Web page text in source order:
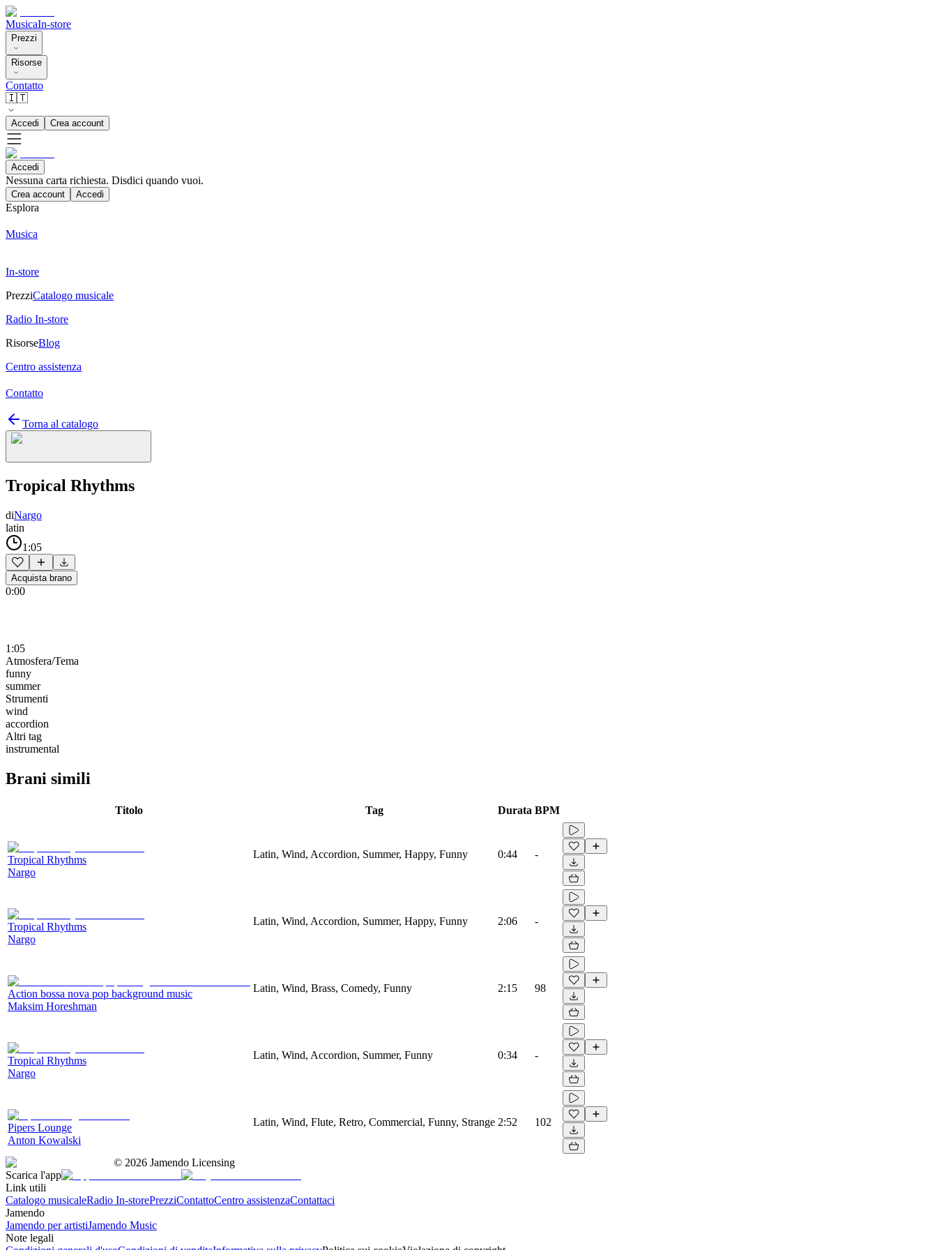
MusicaIn-store
Prezzi
Risorse
Contatto
🇮🇹
Accedi Crea account
Accedi
Nessuna carta richiesta. Disdici quando vuoi.
Crea account Accedi
Esplora
Musica
In-store
PrezziCatalogo musicale
Radio In-store
RisorseBlog
Centro assistenza
Contatto
Torna al catalogo
Tropical Rhythms
diNargo
latin
1:05
Acquista brano
0:00
1:05
Atmosfera/Tema
funny
summer
Strumenti
wind
accordion
Altri tag
instrumental
Brani simili
Titolo Tag Durata BPM
Tropical Rhythms
Nargo
Latin, Wind, Accordion, Summer, Happy, Funny 0:44 -
Tropical Rhythms
Nargo
Latin, Wind, Accordion, Summer, Happy, Funny 2:06 -
Action bossa nova pop background music
Maksim Horeshman
Latin, Wind, Brass, Comedy, Funny 2:15 98
Tropical Rhythms
Nargo
Latin, Wind, Accordion, Summer, Funny 0:34 -
Pipers Lounge
Anton Kowalski
Latin, Wind, Flute, Retro, Commercial, Funny, Strange 2:52 102
© 2026 Jamendo Licensing
Scarica l'app
Link utili
Catalogo musicaleRadio In-storePrezziContattoCentro assistenzaContattaci
Jamendo
Jamendo per artistiJamendo Music
Note legali